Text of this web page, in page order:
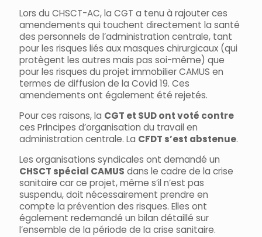
Lors du CHSCT-AC, la CGT a tenu à rajouter ces
amendements qui touchent directement la santé
des personnels de l’administration centrale, tant
pour les risques liés aux masques chirurgicaux (qui
protègent les autres mais pas soi-même) que
pour les risques du projet immobilier CAMUS en
termes de diffusion de la Covid 19. Ces
amendements ont également été rejetés.
Pour ces raisons, la CGT et SUD ont voté contre
ces Principes d’organisation du travail en
administration centrale. La CFDT s’est abstenue.
Les organisations syndicales ont demandé un
CHSCT spécial CAMUS dans le cadre de la crise
sanitaire car ce projet, même s’il n’est pas
suspendu, doit nécessairement prendre en
compte la prévention des risques. Elles ont
également redemandé un bilan détaillé sur
l’ensemble de la période de la crise sanitaire.